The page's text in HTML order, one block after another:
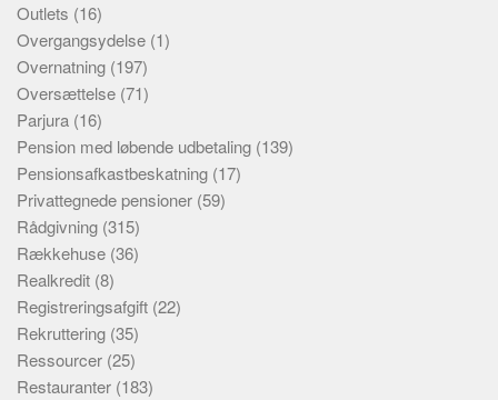
Outlets (16)
Overgangsydelse (1)
Overnatning (197)
Oversættelse (71)
Parjura (16)
Pension med løbende udbetaling (139)
Pensionsafkastbeskatning (17)
Privattegnede pensioner (59)
Rådgivning (315)
Rækkehuse (36)
Realkredit (8)
Registreringsafgift (22)
Rekruttering (35)
Ressourcer (25)
Restauranter (183)